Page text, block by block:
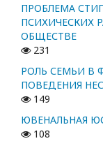
ПРОБЛЕМА
ПСИХИЧЕСКИХ
ОБЩЕСТВЕ
231
РОЛЬ СЕМЬИ В
ПОВЕДЕНИЯ
149
ЮВЕНАЛЬНАЯ
108